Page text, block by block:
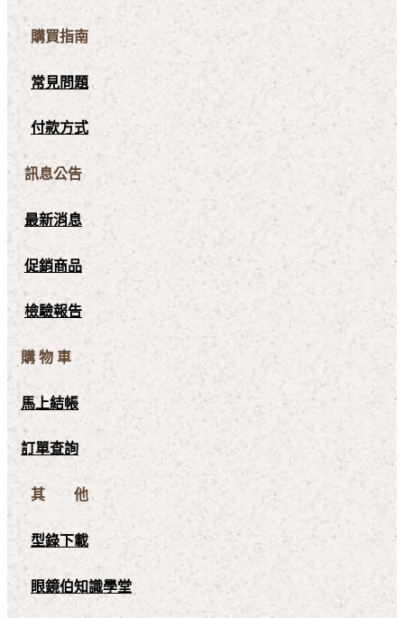
購買指南
常見問題
付款方式
訊息公告
最新消息
促銷商品
檢驗報告
購 物 車
馬上結帳
訂單查詢
其 他
型錄下載
眼鏡伯知識學堂